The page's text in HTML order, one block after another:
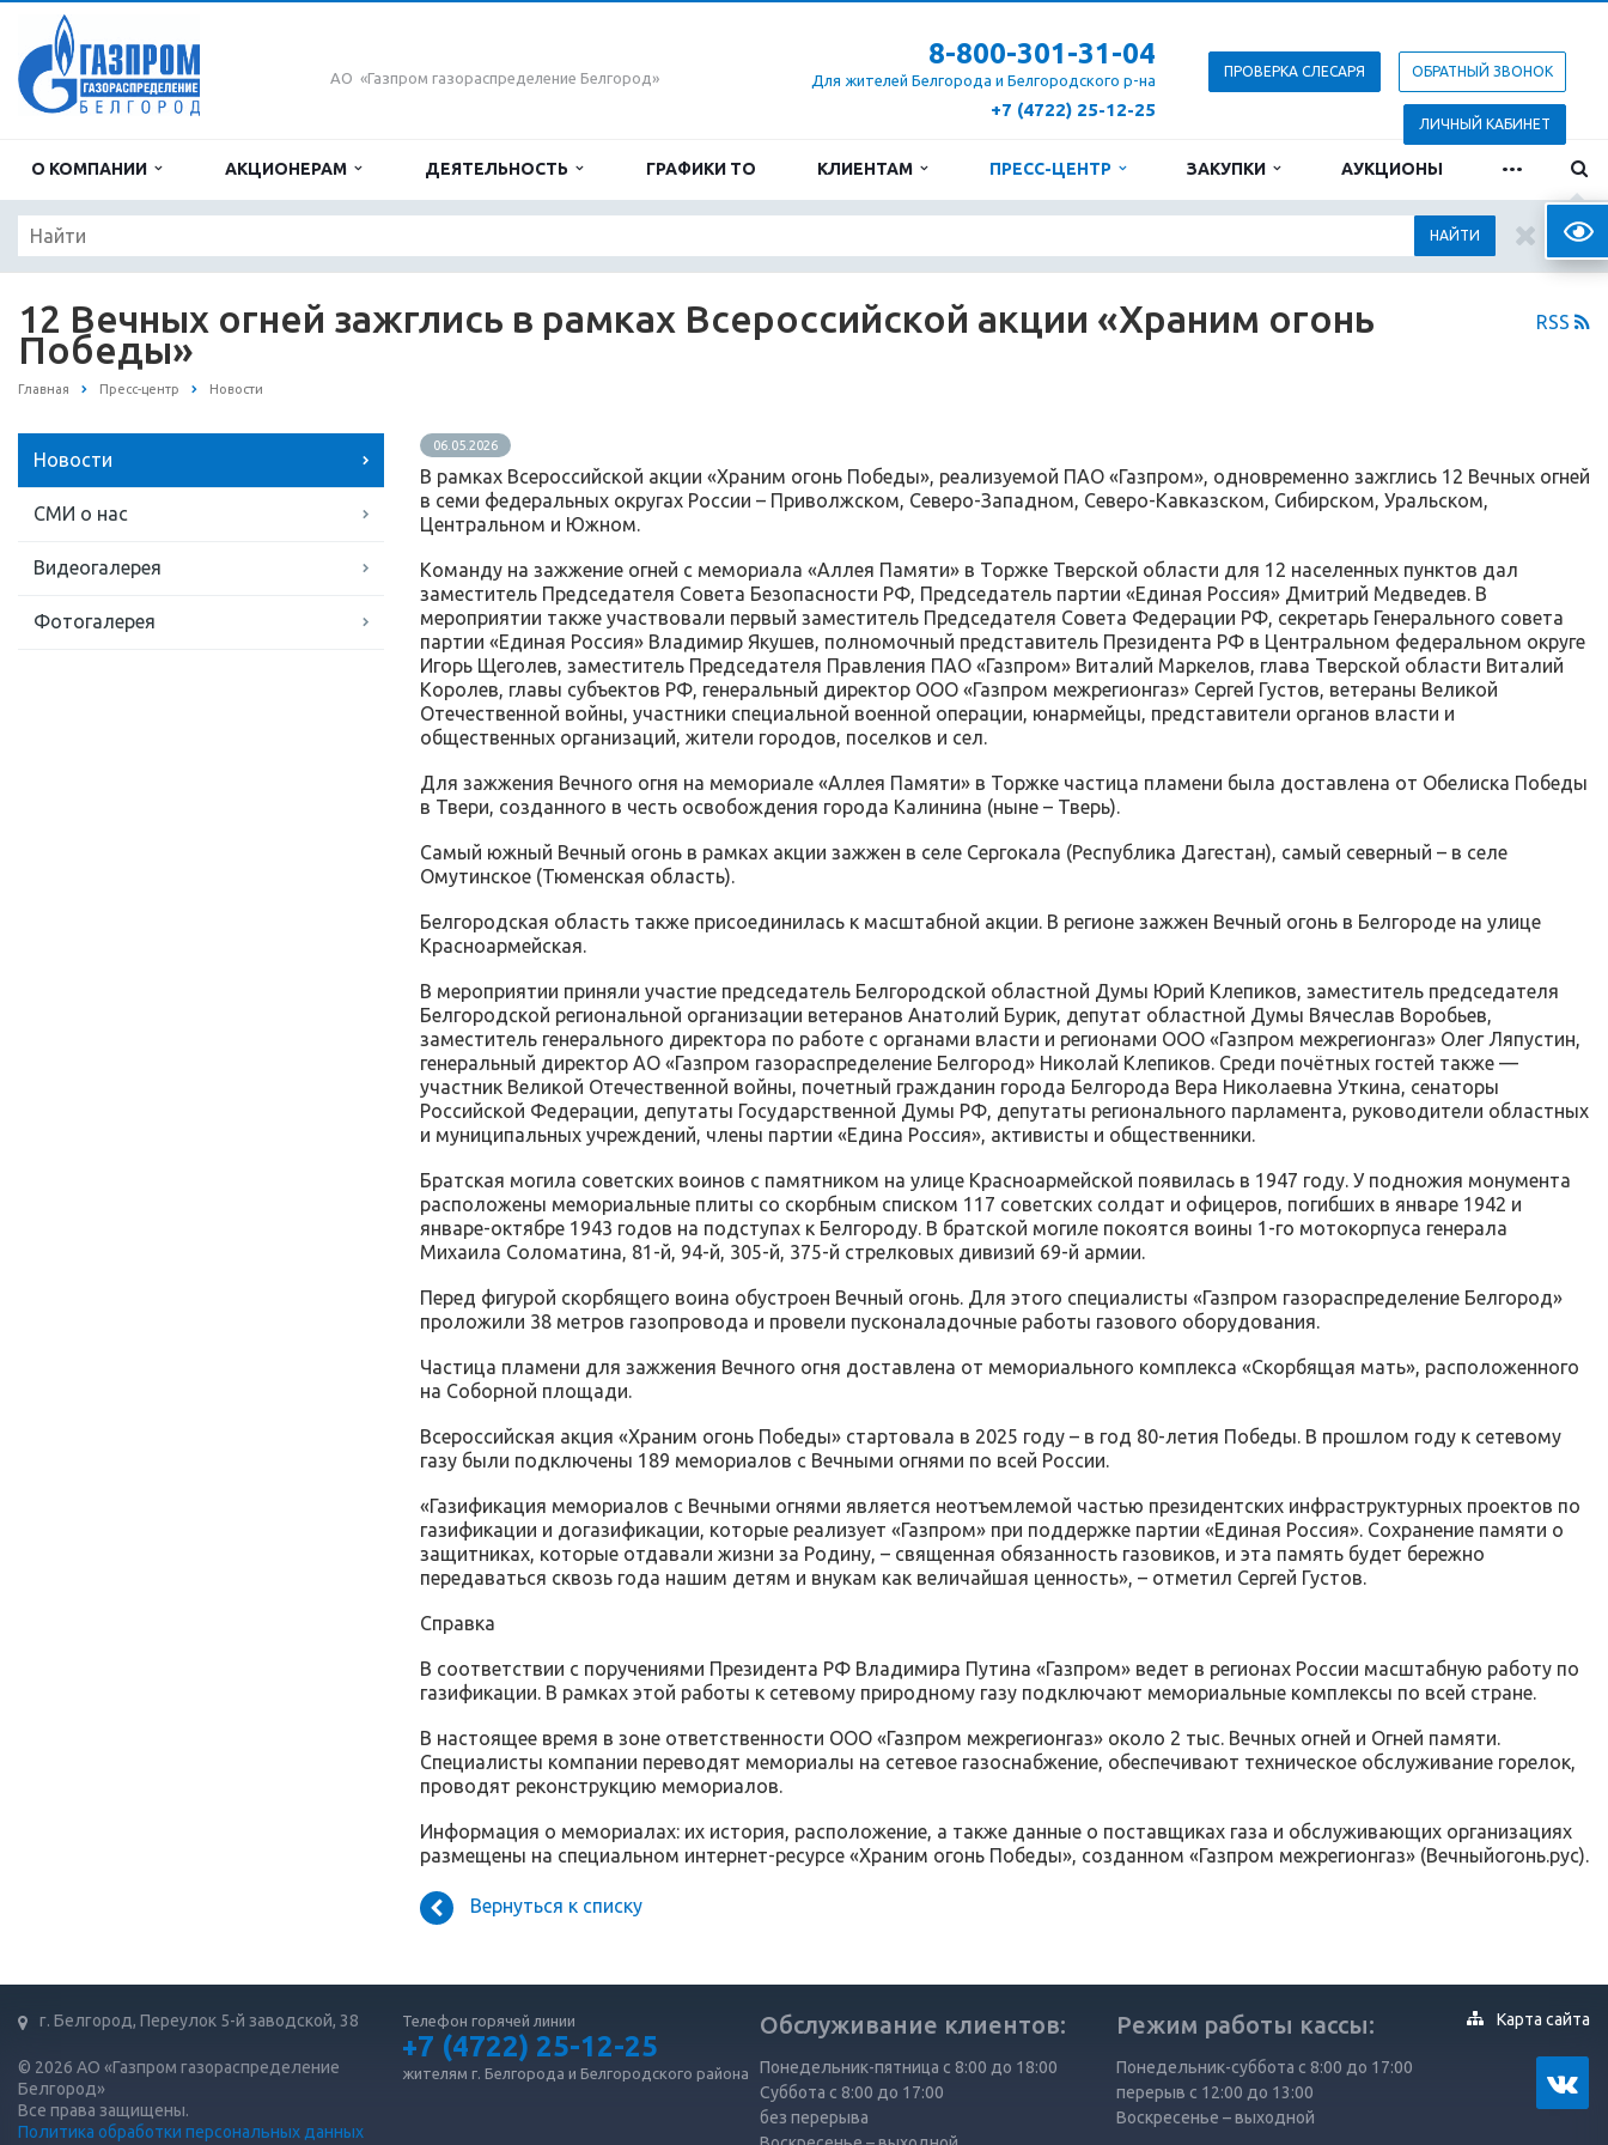
АО «Газпром газораспределение Белгород»
8-800-301-31-04
Для жителей Белгорода и Белгородского р-на
+7 (4722) 25-12-25
ПРОВЕРКА СЛЕСАРЯ ОБРАТНЫЙ ЗВОНОК
ЛИЧНЫЙ КАБИНЕТ
О КОМПАНИИ АКЦИОНЕРАМ ДЕЯТЕЛЬНОСТЬ ГРАФИКИ ТО КЛИЕНТАМ ПРЕСС-ЦЕНТР ЗАКУПКИ АУКЦИОНЫ ...
НАЙТИ
RSS
12 Вечных огней зажглись в рамках Всероссийской акции «Храним огонь
Победы»
Главная Пресс-центр Новости
Новости
СМИ о нас
Видеогалерея
Фотогалерея
06.05.2026
В рамках Всероссийской акции «Храним огонь Победы», реализуемой ПАО «Газпром», одновременно зажглись 12 Вечных огней
в семи федеральных округах России – Приволжском, Северо-Западном, Северо-Кавказском, Сибирском, Уральском,
Центральном и Южном.
Команду на зажжение огней с мемориала «Аллея Памяти» в Торжке Тверской области для 12 населенных пунктов дал
заместитель Председателя Совета Безопасности РФ, Председатель партии «Единая Россия» Дмитрий Медведев. В
мероприятии также участвовали первый заместитель Председателя Совета Федерации РФ, секретарь Генерального совета
партии «Единая Россия» Владимир Якушев, полномочный представитель Президента РФ в Центральном федеральном округе
Игорь Щеголев, заместитель Председателя Правления ПАО «Газпром» Виталий Маркелов, глава Тверской области Виталий
Королев, главы субъектов РФ, генеральный директор ООО «Газпром межрегионгаз» Сергей Густов, ветераны Великой
Отечественной войны, участники специальной военной операции, юнармейцы, представители органов власти и
общественных организаций, жители городов, поселков и сел.
Для зажжения Вечного огня на мемориале «Аллея Памяти» в Торжке частица пламени была доставлена от Обелиска Победы
в Твери, созданного в честь освобождения города Калинина (ныне – Тверь).
Самый южный Вечный огонь в рамках акции зажжен в селе Сергокала (Республика Дагестан), самый северный – в селе
Омутинское (Тюменская область).
Белгородская область также присоединилась к масштабной акции. В регионе зажжен Вечный огонь в Белгороде на улице
Красноармейская.
В мероприятии приняли участие председатель Белгородской областной Думы Юрий Клепиков, заместитель председателя
Белгородской региональной организации ветеранов Анатолий Бурик, депутат областной Думы Вячеслав Воробьев,
заместитель генерального директора по работе с органами власти и регионами ООО «Газпром межрегионгаз» Олег Ляпустин,
генеральный директор АО «Газпром газораспределение Белгород» Николай Клепиков. Среди почётных гостей также —
участник Великой Отечественной войны, почетный гражданин города Белгорода Вера Николаевна Уткина, сенаторы
Российской Федерации, депутаты Государственной Думы РФ, депутаты регионального парламента, руководители областных
и муниципальных учреждений, члены партии «Едина Россия», активисты и общественники.
Братская могила советских воинов с памятником на улице Красноармейской появилась в 1947 году. У подножия монумента
расположены мемориальные плиты со скорбным списком 117 советских солдат и офицеров, погибших в январе 1942 и
январе-октябре 1943 годов на подступах к Белгороду. В братской могиле покоятся воины 1-го мотокорпуса генерала
Михаила Соломатина, 81-й, 94-й, 305-й, 375-й стрелковых дивизий 69-й армии.
Перед фигурой скорбящего воина обустроен Вечный огонь. Для этого специалисты «Газпром газораспределение Белгород»
проложили 38 метров газопровода и провели пусконаладочные работы газового оборудования.
Частица пламени для зажжения Вечного огня доставлена от мемориального комплекса «Скорбящая мать», расположенного
на Соборной площади.
Всероссийская акция «Храним огонь Победы» стартовала в 2025 году – в год 80-летия Победы. В прошлом году к сетевому
газу были подключены 189 мемориалов с Вечными огнями по всей России.
«Газификация мемориалов с Вечными огнями является неотъемлемой частью президентских инфраструктурных проектов по
газификации и догазификации, которые реализует «Газпром» при поддержке партии «Единая Россия». Сохранение памяти о
защитниках, которые отдавали жизни за Родину, – священная обязанность газовиков, и эта память будет бережно
передаваться сквозь года нашим детям и внукам как величайшая ценность», – отметил Сергей Густов.
Справка
В соответствии с поручениями Президента РФ Владимира Путина «Газпром» ведет в регионах России масштабную работу по
газификации. В рамках этой работы к сетевому природному газу подключают мемориальные комплексы по всей стране.
В настоящее время в зоне ответственности ООО «Газпром межрегионгаз» около 2 тыс. Вечных огней и Огней памяти.
Специалисты компании переводят мемориалы на сетевое газоснабжение, обеспечивают техническое обслуживание горелок,
проводят реконструкцию мемориалов.
Информация о мемориалах: их история, расположение, а также данные о поставщиках газа и обслуживающих организациях
размещены на специальном интернет-ресурсе «Храним огонь Победы», созданном «Газпром межрегионгаз» (Вечныйогонь.рус).
Вернуться к списку
г. Белгород, Переулок 5-й заводской, 38
© 2026 АО «Газпром газораспределение
Белгород»
Все права защищены.
Политика обработки персональных данных
Телефон горячей линии
+7 (4722) 25-12-25
жителям г. Белгорода и Белгородского района
Обслуживание клиентов:
Понедельник-пятница с 8:00 до 18:00
Суббота с 8:00 до 17:00
без перерыва
Режим работы кассы:
Понедельник-суббота с 8:00 до 17:00
перерыв с 12:00 до 13:00
Воскресенье – выходной
Карта сайта